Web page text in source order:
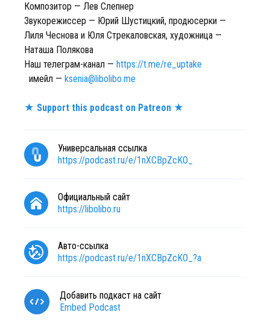
Композитор — Лев Слепнер
Звукорежиссер — Юрий Шустицкий, продюсерки —
Лиля Чеснова и Юля Стрекаловская, художница —
Наташа Полякова
Наш телеграм-канал — https://t.me/re_uptake
имейл — ksenia@libolibo.me
★ Support this podcast on Patreon ★
Универсальная ссылка
https://podcast.ru/e/1nXCBpZcKO_
Официальный сайт
https://libolibo.ru
Авто-ссылка
https://podcast.ru/e/1nXCBpZcKO_?a
Добавить подкаст на сайт
Embed Podcast